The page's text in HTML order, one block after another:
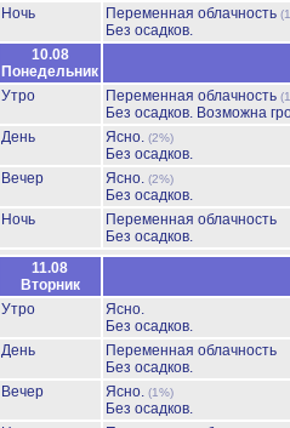
Ночь
Переменная облачность
Без осадков.
10.08
Понедельник
Утро
Переменная облачность
Без осадков. Возможна
День
Ясно. (2%)
Без осадков.
Вечер
Ясно. (2%)
Без осадков.
Ночь
Переменная облачность
Без осадков.
11.08
Вторник
Утро
Ясно.
Без осадков.
День
Переменная облачность
Без осадков.
Вечер
Ясно. (1%)
Без осадков.